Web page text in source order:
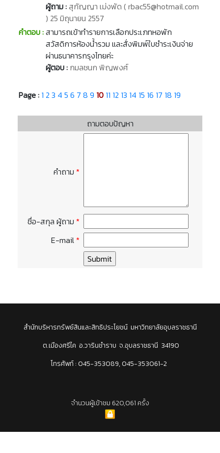
ผู้ถาม :สุกัญญา เม่งพัด ( rbac55@hotmail.com
) 25 มิถุนายน 2557
คำตอบ :สามารถเข้าทำรายการเลือกประเภทหอพัก
สวัสดิการห้องน้ำรวม และสั่งพิมพ์ใบชำระเงินจ่าย
ผ่านธนาคารกรุงไทยค่ะ
ผู้ตอบ : กมลชนก พิญพงศ์
Page : 1 2 3 4 5 6 7 8 9 10 11 12 13 14 15 16 17 18 19
ถามตอบปัญหา
คำถาม *
ชื่อ-สกุล ผู้ถาม *
E-mail*
สำนักบริหารทรัพย์สินและสิทธิประโยชน์ มหาวิทยาลัยอุบลราชธานี
ต.เมืองศรีไค อ.วารินชำราบ จ.อุบลราชธานี 34190
โทรศัพท์ : 045-353089, 045-353061-2
จำนวนผู้เข้าชม 620,061 ครั้ง